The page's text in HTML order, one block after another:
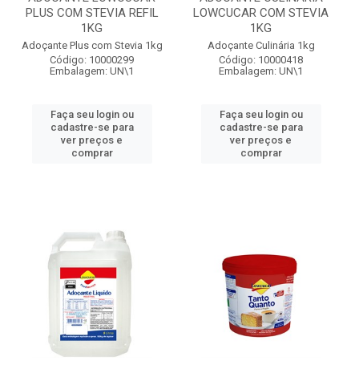
PLUS COM STEVIA REFIL
1KG
Adoçante Plus com Stevia 1kg
Código: 10000299
Embalagem: UN\1
Faça seu login ou
cadastre-se para
ver preços e
comprar
LOWCUCAR COM STEVIA
1KG
Adoçante Culinária 1kg
Código: 10000418
Embalagem: UN\1
Faça seu login ou
cadastre-se para
ver preços e
comprar